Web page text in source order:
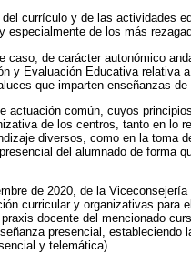
currículo y de las actividades
especialmente de los más
caso, de carácter autonómico
y Evaluación Educativa relativa
que imparten enseñanzas de
actuación común, cuyos
de los centros, tanto en lo
diversos, como en la toma
del alumnado de forma
de 2020, de la
curricular y organizativas para
docente del mencionado
presencial, estableciendo
y telemática).